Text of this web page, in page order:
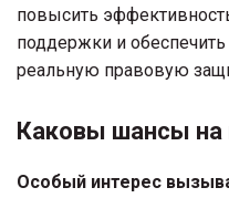
повысить
поддержки и
реальную правовую
Каковы шансы на
Особый интерес